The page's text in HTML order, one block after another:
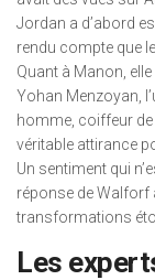
Jordan a d’abord
rendu compte que
Quant à Manon,
Yohan Menzoyan,
homme, coiffeur de
véritable attirance
Un sentiment qui
réponse de Walforf
transformations
Les